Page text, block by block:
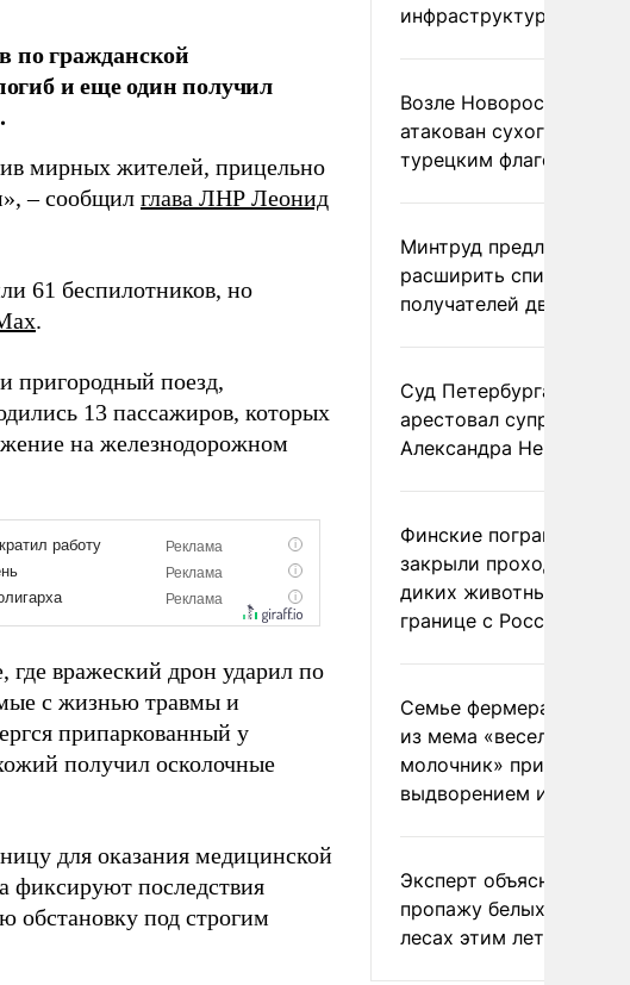
по гражданской
и еще один получил
мирных жителей, прицельно
– сообщил глава ЛНР Леонид
61 беспилотников, но
.
пригородный поезд,
13 пассажиров, которых
на железнодорожном
вражеский дрон ударил по
с жизнью травмы и
припаркованный у
получил осколочные
для оказания медицинской
фиксируют последствия
обстановку под строгим
инфраструктуры
Возле Новороссийска
атакован сухогруз под
турецким флагом
Минтруд предложил
расширить список
получателей двух
Суд Петербурга заочно
арестовал супругу
Александра Невзорова
Финские пограничники
закрыли проходы для
диких животных на
границе с Россией
Семье фермера
из мема «веселый
молочник» пригрозили
выдворением из
Эксперт объяснил
пропажу белых грибов
лесах этим летом